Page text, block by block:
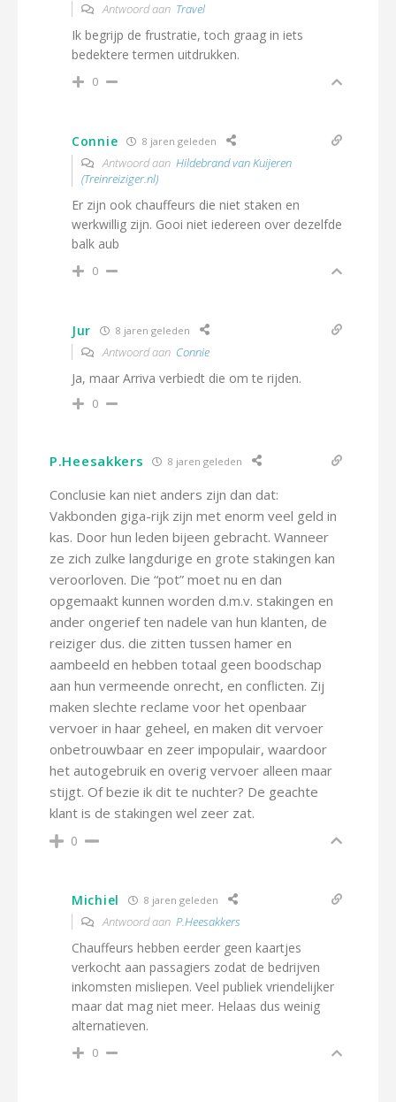
Antwoord aan Travel
Ik begrijp de frustratie, toch graag in iets
bedektere termen uitdrukken.
0
Connie 8 jaren geleden
Antwoord aan Hildebrand van Kuijeren
(Treinreiziger.nl)
Er zijn ook chauffeurs die niet staken en
werkwillig zijn. Gooi niet iedereen over dezelfde
balk aub
0
Jur 8 jaren geleden
Antwoord aan Connie
Ja, maar Arriva verbiedt die om te rijden.
0
P.Heesakkers 8 jaren geleden
Conclusie kan niet anders zijn dan dat:
Vakbonden giga-rijk zijn met enorm veel geld in
kas. Door hun leden bijeen gebracht. Wanneer
ze zich zulke langdurige en grote stakingen kan
veroorloven. Die “pot” moet nu en dan
opgemaakt kunnen worden d.m.v. stakingen en
ander ongerief ten nadele van hun klanten, de
reiziger dus. die zitten tussen hamer en
aambeeld en hebben totaal geen boodschap
aan hun vermeende onrecht, en conflicten. Zij
maken slechte reclame voor het openbaar
vervoer in haar geheel, en maken dit vervoer
onbetrouwbaar en zeer impopulair, waardoor
het autogebruik en overig vervoer alleen maar
stijgt. Of bezie ik dit te nuchter? De geachte
klant is de stakingen wel zeer zat.
0
Michiel 8 jaren geleden
Antwoord aan P.Heesakkers
Chauffeurs hebben eerder geen kaartjes
verkocht aan passagiers zodat de bedrijven
inkomsten misliepen. Veel publiek vriendelijker
maar dat mag niet meer. Helaas dus weinig
alternatieven.
0